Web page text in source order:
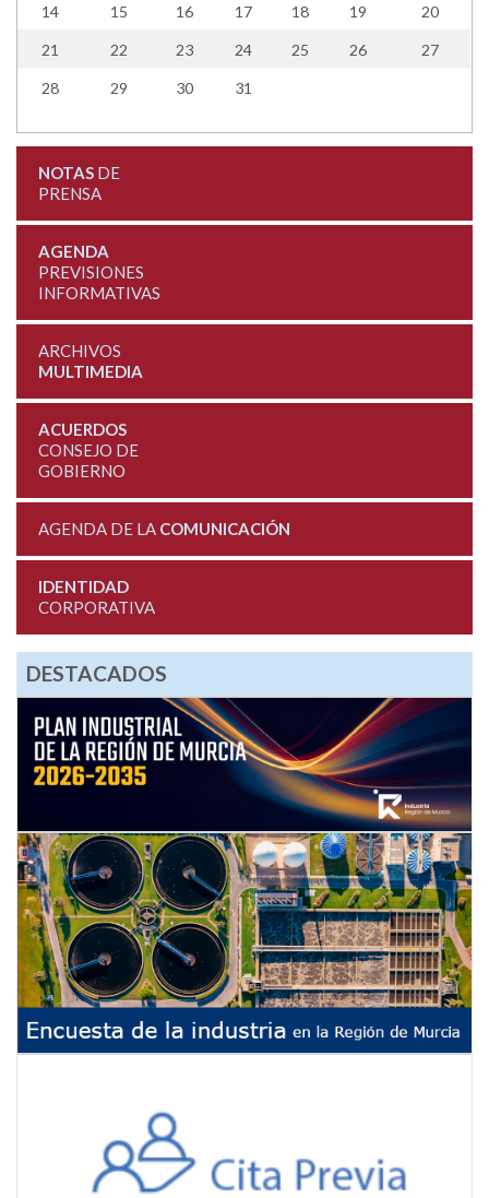
14 15 16 17 18 19 20
21 22 23 24 25 26 27
28 29 30 31
NOTASDE
PRENSA
AGENDA
PREVISIONES
INFORMATIVAS
ARCHIVOS
MULTIMEDIA
ACUERDOS
CONSEJO DE
GOBIERNO
AGENDA DE LA COMUNICACIÓN
IDENTIDAD
CORPORATIVA
DESTACADOS